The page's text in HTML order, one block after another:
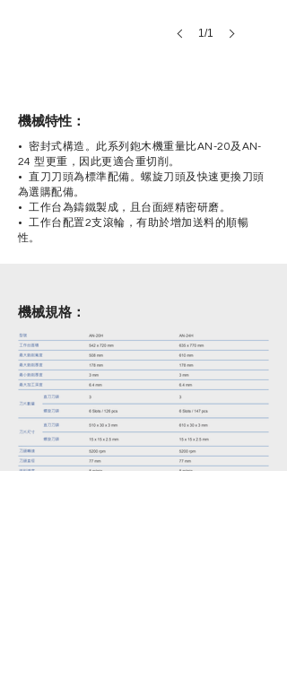
1/1
機械特性：
• 密封式構造。此系列鉋木機重量比AN-20及AN-
24 型更重，因此更適合重切削。
• 直刀刀頭為標準配備。螺旋刀頭及快速更換刀頭
為選購配備。
• 工作台為鑄鐵製成，且台面經精密研磨。
• 工作台配置2支滾輪，有助於增加送料的順暢
性。
機械規格：